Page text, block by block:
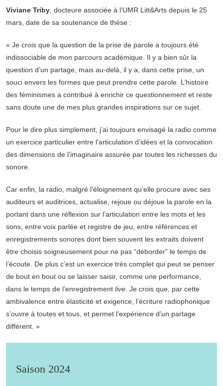
Viviane Triby , docteure associée à l’UMR Litt&Arts depuis le 25
mars, date de sa soutenance de thèse :
« Je crois que la question de la prise de parole a toujours été
indissociable de mon parcours académique. Il y a bien sûr la
question d’un partage, mais au-delà, il y a, dans cette prise, un
souci envers les formes que peut prendre cette parole. L’histoire
des féminismes a contribué à enrichir ce questionnement et reste
sans doute une de mes plus grandes inspirations sur ce sujet.
Pour le dire plus simplement, j’ai toujours envisagé la radio comme
un exercice particulier entre l’articulation d’idées et la convocation
des dimensions de l’imaginaire assurée par toutes les richesses du
sonore.
Car enfin, la radio, malgré l’éloignement qu’elle procure avec ses
auditeurs et auditrices, actualise, rejoue ou déjoue la parole en la
portant dans une réflexion sur l’articulation entre les mots et les
sons, entre voix parlée et registre de jeu, entre références et
enregistrements sonores dont bien souvent les extraits doivent
être choisis soigneusement pour ne pas “déborder” le temps de
l’écoute. De plus c’est un exercice très complet qui peut se penser
de bout en bout ou se laisser saisir, comme une performance,
dans le temps de l’enregistrement live . Je crois que, par cette
ambivalence entre élasticité et exigence, l’écriture radiophonique
s’ouvre à toutes et tous, et permet l’expérience d’un partage
différent. »
Saison 2024